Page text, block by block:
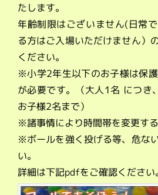
たします。
年齢制限はございません(日常
る方はご入場いただけません）
ください。
※小学2年生以下のお子様は保
が必要です。（大人1名 につき
お子様2名まで）
※諸事情により時間帯を変更する
※ボールを強く投げる等、危な
い。
詳細は下記pdfをご確認ください。